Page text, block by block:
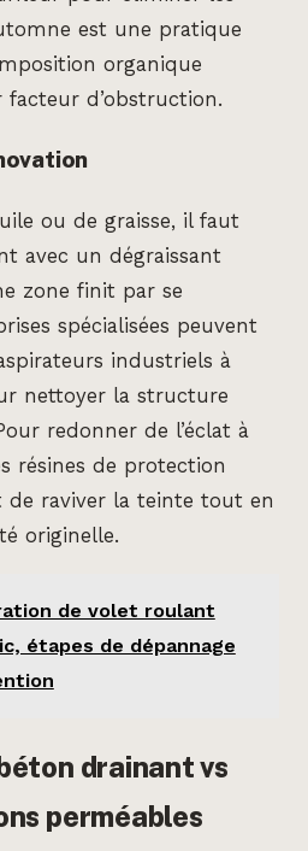
est une pratique
organique
d’obstruction.
ou de graisse, il faut
avec un dégraissant
zone finit par se
spécialisées peuvent
industriels à
nettoyer la structure
redonner de l’éclat à
résines de protection
de raviver la teinte tout en
originelle.
de volet roulant
étapes de dépannage
drainant vs
perméables